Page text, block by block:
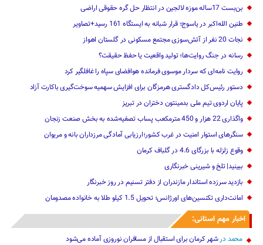
بن‌بست 17ساله موزه لالجین در انتظار حل گره حقوقی اراضی
طنین الله‌اکبر در یاسوج؛ قرار شبانه به ایستگاه 161 رسید+تصاویر
نجات 20 نفر از آتش‌سوزی مجتمع مسکونی در گلستان اهواز
رسانه در جنگ روایت‌ها؛ تولید واقعیت یا حفظ حقیقت؟
روایت نامه‌ای که سردار موسوی فرمانده هوافضای سپاه را غافلگیر کرد
دستور رئیس‌کل دادگستری هرمزگان برای افزایش سهمیه سوخت‌گیری باکارت آزاد
پایان اردوی تیم ملی بدمینتون دختران در تبریز
واگذاری 22 هزار و 450 مترمکعب ‌پساب تصفیه‌شده به بخش صنعت زنجان
سنگرهای استوار امنیت در غرب کشور؛ارزیابی آمادگی مرزداران بانه و مریوان
وقوع زلزله با بزرگای 4.6 در گلباف کرمان
ببینید| تلخ و شیرینی خبرنگاری
بازدید سرزده ‌استاندار مازندران از دفتر تسنیم ‌در روز خبرنگار
امانت‌داری تکنسین‌های اورژانس؛ تحویل 1.5 کیلو طلا به خانواده مصدومان
اخبار مهم استانی:
محمد درشهر کرمان برای استقبال از مسافران نوروزی آماده می‌شود